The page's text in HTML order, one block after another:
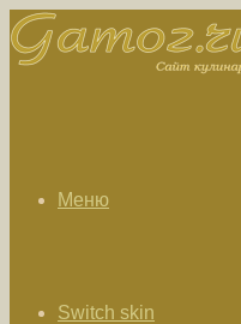
Меню
Switch skin